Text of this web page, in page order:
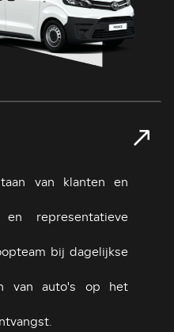
van klanten en
representatieve
bij dagelijkse
van auto's op het